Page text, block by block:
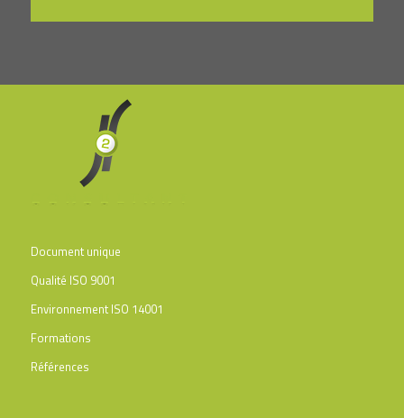
Document unique
Qualité ISO 9001
Environnement ISO 14001
Formations
Références